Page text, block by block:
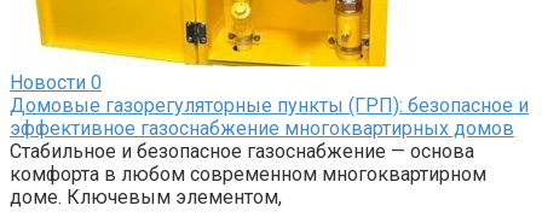
Новости 0
Домовые газорегуляторные пункты (ГРП): безопасное и
эффективное газоснабжение многоквартирных домов
Стабильное и безопасное газоснабжение — основа
комфорта в любом современном многоквартирном
доме. Ключевым элементом,